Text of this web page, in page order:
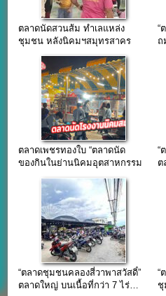
ตลาดนัดสวนส้ม ทำเลแหล่ง
ชุมชน หลังนิคมฯสมุทรสาคร
“
ถ
ตลาดเพชรทองใบ “ตลาดนัด
ของกินในย่านนิคมอุตสาหกรรม
สมุทรสาคร”(ขายฟรีไม่มีกำหนด)
“
ต
“ตลาดชุมชนคลองสี่วาพาสวัสดิ์”
ตลาดใหญ่ บนเนื้อที่กว่า 7 ไร่…
“
ชุ